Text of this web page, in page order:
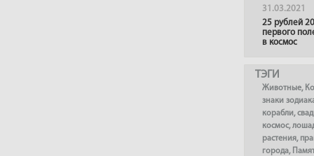
31.03.2021
25 рублей
первого
в космос
ТЭГИ
Животные,
знаки
корабли,
космос,
растения,
города,